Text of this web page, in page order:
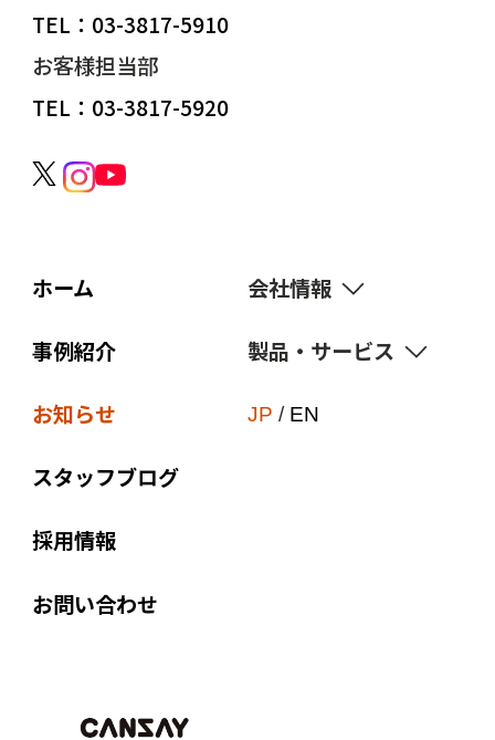
TEL：03-3817-5910
お客様担当部
TEL：03-3817-5920
ホーム
事例紹介
お知らせ
スタッフブログ
採用情報
お問い合わせ
会社情報
経営理念
製品・サービス
サスティナビリティ
JP / EN